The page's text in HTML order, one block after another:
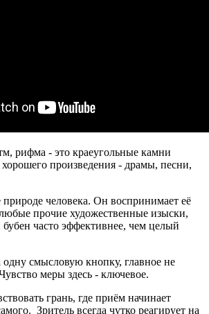
рифма - это краеугольные камни
произведения - драмы, песни,
человека. Он воспринимает её
прочие художественные изыски,
часто эффективнее, чем целый
смысловую кнопку, главное не
меры здесь - ключевое.
грань, где приём начинает
Зритель всегда чутко реагирует на